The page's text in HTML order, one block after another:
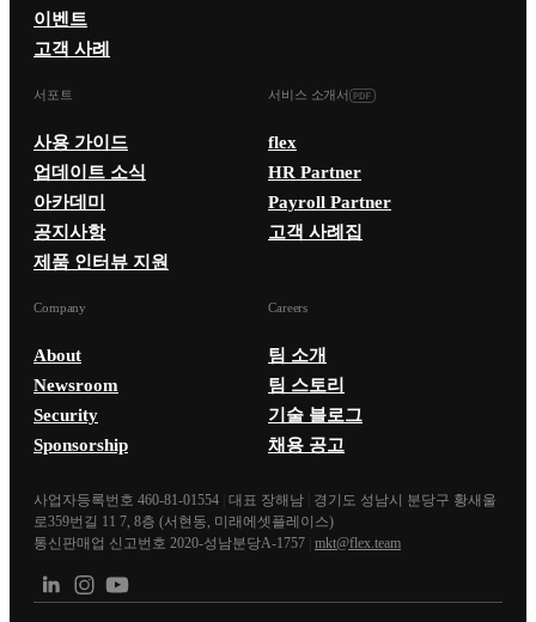
이벤트
고객 사례
서포트
사용 가이드
업데이트 소식
아카데미
공지사항
제품 인터뷰 지원
서비스 소개서
flex
HR Partner
Payroll Partner
고객 사례집
Company
About
Newsroom
Security
Sponsorship
Careers
팀 소개
팀 스토리
기술 블로그
채용 공고
사업자등록번호 460-81-01554 대표 장해남
경기도 성남시 분당구 황새울
로359번길 11 7, 8층 (서현동, 미래에셋플레이스)
통신판매업 신고번호 2020-성남분당A-1757 mkt@flex.team